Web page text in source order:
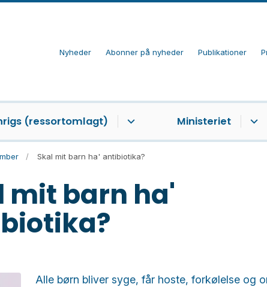
Nyheder Abonner på nyheder Publikationer
(ressortomlagt) Ministeriet
Skal mit barn ha' antibiotika?
mit barn ha'
Alle børn bliver syge, får hoste, forkølelse og